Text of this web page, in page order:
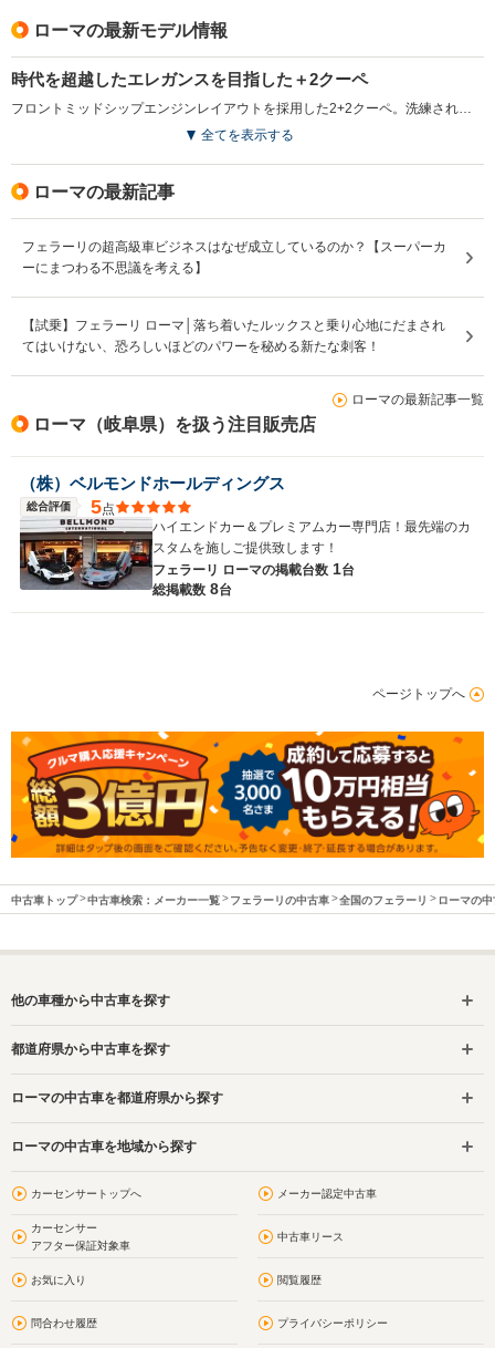
ローマの最新モデル情報
時代を超越したエレガンスを目指した＋2クーペ
全てを表示する
ローマの最新記事
フェラーリの超高級車ビジネスはなぜ成立しているのか？【スーパーカ
ーにまつわる不思議を考える】
【試乗】フェラーリ ローマ│落ち着いたルックスと乗り心地にだまされ
てはいけない、恐ろしいほどのパワーを秘める新たな刺客！
ローマの最新記事一覧
ローマ（岐阜県）を扱う注目販売店
（株）ベルモンドホールディングス
総合評価 5点
ハイエンドカー＆プレミアムカー専門店！最先端のカ
スタムを施しご提供致します！
フェラーリ ローマの掲載台数 1台
総掲載数 8台
ページトップへ
中古車トップ 中古車検索：メーカー一覧 フェラーリの中古車 全国のフェラーリ ローマの
他の車種から中古車を探す
都道府県から中古車を探す
ローマの中古車を都道府県から探す
ローマの中古車を地域から探す
カーセンサートップへ メーカー認定中古車
カーセンサー
アフター保証対象車
中古車リース
お気に入り 閲覧履歴
問合わせ履歴 プライバシーポリシー